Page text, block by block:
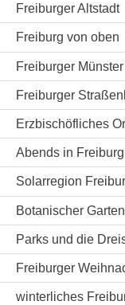
Freiburger Altstadt
Freiburg von oben
Freiburger Münster
Freiburger
Erzbischöfliches
Abends in Freiburg
Solarregion
Botanischer
Parks und die
Freiburger
winterliches